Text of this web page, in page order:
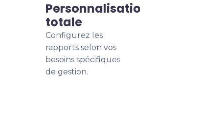
Personnalisation
totale
Configurez les
rapports selon vos
besoins spécifiques
de gestion.